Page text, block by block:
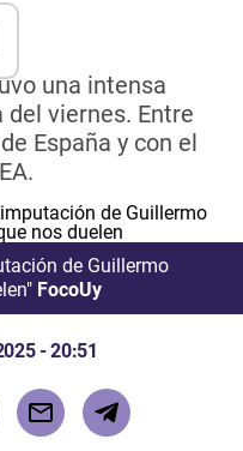
una intensa
viernes. Entre
España y con el
de Guillermo
FocoUy
- 20:51